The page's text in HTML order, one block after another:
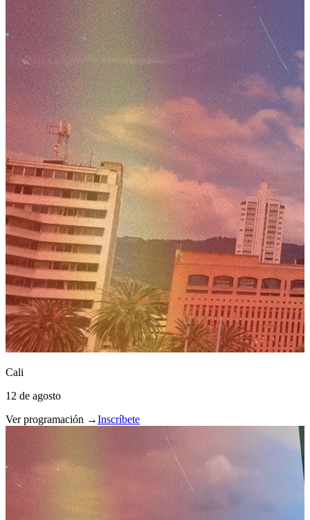
Cali
12 de agosto
Ver programación →Inscríbete